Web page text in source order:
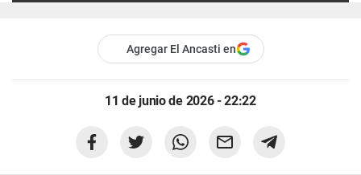
Agregar El Ancasti en
11 de junio de 2026 - 22:22